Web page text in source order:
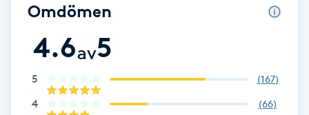
Coachning
Color correction
Cryoterapi
Omdömen
4.6av5
5 (167)
4 (66)